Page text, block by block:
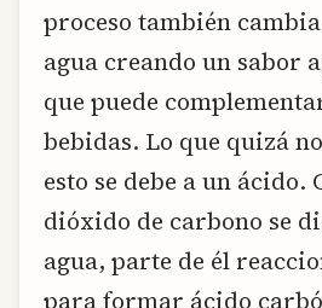
proceso también
agua creando un sabor
que puede
bebidas. Lo que quizá
esto se debe a un ácido.
dióxido de carbono se
agua, parte de él
para formar ácido